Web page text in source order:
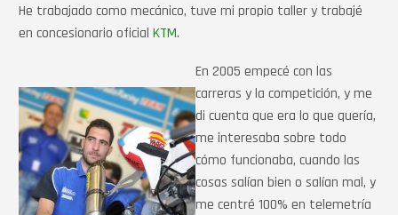
He trabajado como mecánico, tuve mi propio taller y trabajé
en concesionario oficial KTM.
En 2005 empecé con las
carreras y la competición, y me
di cuenta que era lo que quería,
me interesaba sobre todo
cómo funcionaba, cuando las
cosas salían bien o salían mal, y
me centré 100% en telemetría